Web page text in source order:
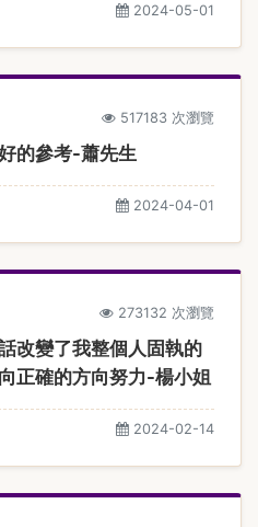
2024-05-01
517183 次瀏覽
的參考-蕭先生
2024-04-01
273132 次瀏覽
改變了我整個人固執的
正確的方向努力-楊小姐
2024-02-14